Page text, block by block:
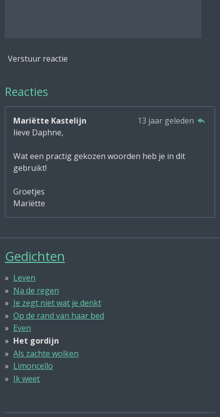
Verstuur reactie
Reacties
Mariëtte Kastelijn
13 jaar geleden
lieve Daphne,
Wat een practig gekozen woorden heb je in dit
gebruikt!
Groetjes
Mariëtte
Gedichten
Leven
Na de regen
Je zegt niet wat je denkt
Op de rand van haar bed
Even
Het gordijn
Als zachte wolken
Limoncello
Ik weet